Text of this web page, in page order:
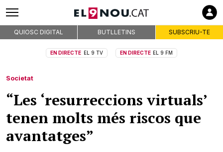
QUIOSC DIGITAL BUTLLETINS SUBSCRIU-TE
EN DIRECTE EL 9 TV EN DIRECTE EL 9 FM
Societat
“Les ‘resurreccions virtuals’
tenen molts més riscos que
avantatges”